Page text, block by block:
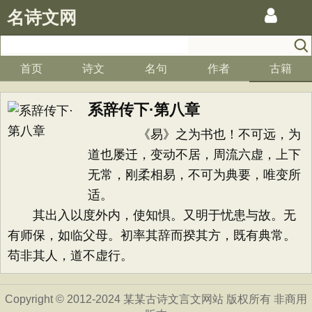
名诗文网
首页 诗文 名句 作者 古籍
系辞传下·第八章
《易》之为书也！不可远，为
道也屡迁，变动不居，周流六虚，上下
无常，刚柔相易，不可为典要，唯变所
适。
其出入以度外内，使知惧。又明于忧患与故。无
有师保，如临父母。初率其辞而揆其方，既有典常。
苟非其人，道不虚行。
Copyright © 2012-2024 某某古诗文言文网站 版权所有 非商用